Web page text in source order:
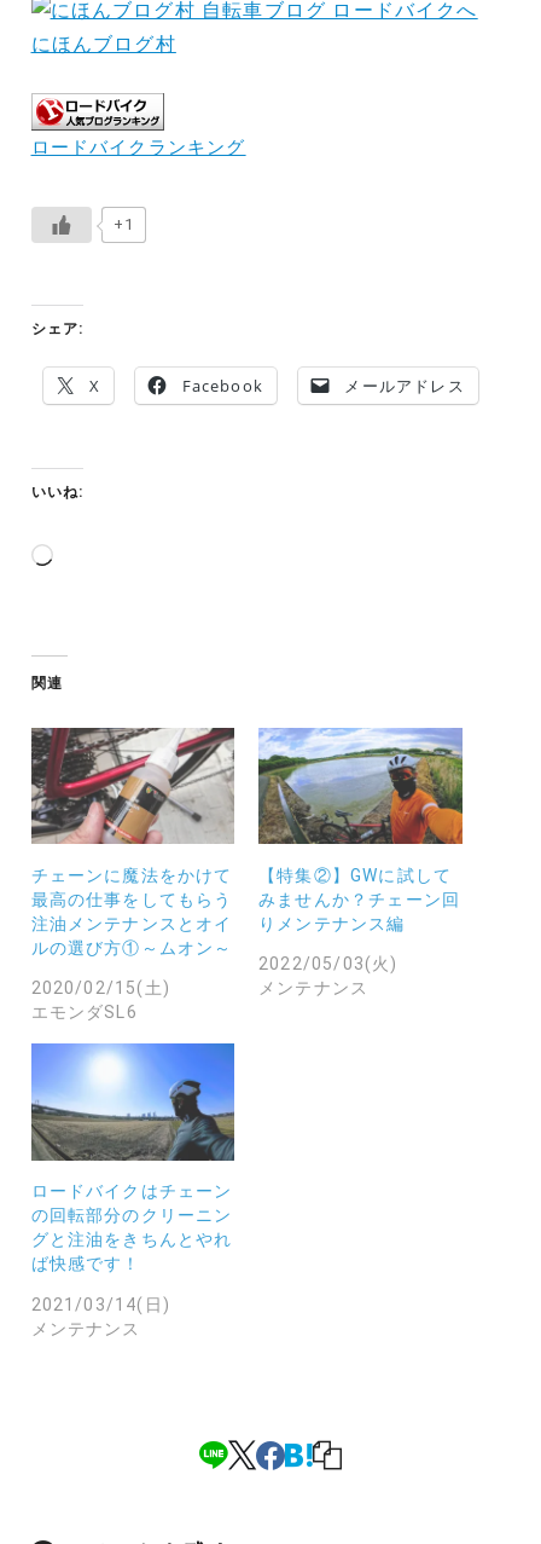
にほんブログ村
ロードバイクランキング
+1
シェア:
X Facebook メールアドレス
いいね:
読
中…
関連
チェーンに魔法をかけて
最高の仕事をしてもらう
注油メンテナンスとオイ
ルの選び方①～ムオン～
2020/02/15(土)
エモンダSL6
【特集②】GWに試して
みませんか？チェーン回
りメンテナンス編
2022/05/03(火)
メンテナンス
ロードバイクはチェーン
の回転部分のクリーニン
グと注油をきちんとやれ
ば快感です！
2021/03/14(日)
メンテナンス